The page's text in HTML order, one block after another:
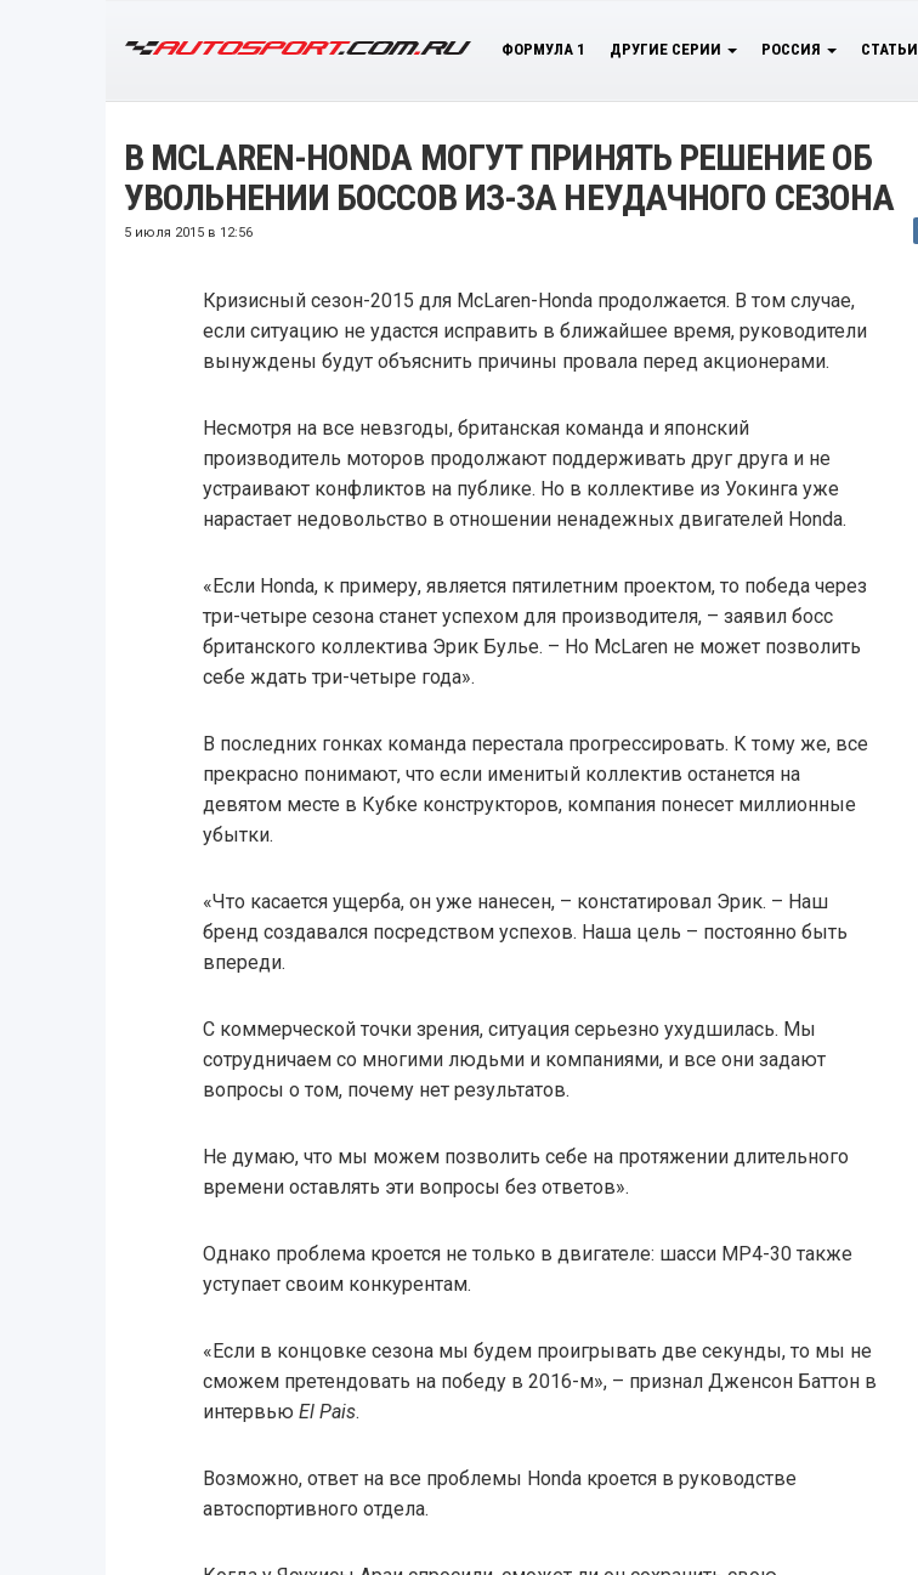
ФОРМУЛА 1 ДРУГИЕ СЕРИИ РОССИЯ СТАТЬИ
В MCLAREN-HONDA МОГУТ ПРИНЯТЬ РЕШЕНИЕ ОБ
УВОЛЬНЕНИИ БОССОВ ИЗ-ЗА НЕУДАЧНОГО СЕЗОНА
5 июля 2015 в 12:56
Кризисный сезон-2015 для McLaren-Honda продолжается. В том случае,
если ситуацию не удастся исправить в ближайшее время, руководители
вынуждены будут объяснить причины провала перед акционерами.
Несмотря на все невзгоды, британская команда и японский
производитель моторов продолжают поддерживать друг друга и не
устраивают конфликтов на публике. Но в коллективе из Уокинга уже
нарастает недовольство в отношении ненадежных двигателей Honda.
«Если Honda, к примеру, является пятилетним проектом, то победа через
три-четыре сезона станет успехом для производителя, – заявил босс
британского коллектива Эрик Булье. – Но McLaren не может позволить
себе ждать три-четыре года».
В последних гонках команда перестала прогрессировать. К тому же, все
прекрасно понимают, что если именитый коллектив останется на
девятом месте в Кубке конструкторов, компания понесет миллионные
убытки.
«Что касается ущерба, он уже нанесен, – констатировал Эрик. – Наш
бренд создавался посредством успехов. Наша цель – постоянно быть
впереди.
С коммерческой точки зрения, ситуация серьезно ухудшилась. Мы
сотрудничаем со многими людьми и компаниями, и все они задают
вопросы о том, почему нет результатов.
Не думаю, что мы можем позволить себе на протяжении длительного
времени оставлять эти вопросы без ответов».
Однако проблема кроется не только в двигателе: шасси MP4-30 также
уступает своим конкурентам.
«Если в концовке сезона мы будем проигрывать две секунды, то мы не
сможем претендовать на победу в 2016-м», – признал Дженсон Баттон в
интервью El Pais.
Возможно, ответ на все проблемы Honda кроется в руководстве
автоспортивного отдела.